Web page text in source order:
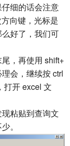
细的话会注意
向键，光标是
好了，我们可
，再使用 shift+
会，继续按 ctrl
，打开 excel 文
粘贴到查询文
。